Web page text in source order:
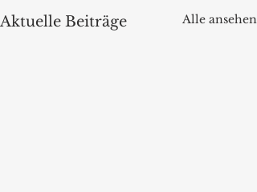
Aktuelle Beiträge Alle ansehen